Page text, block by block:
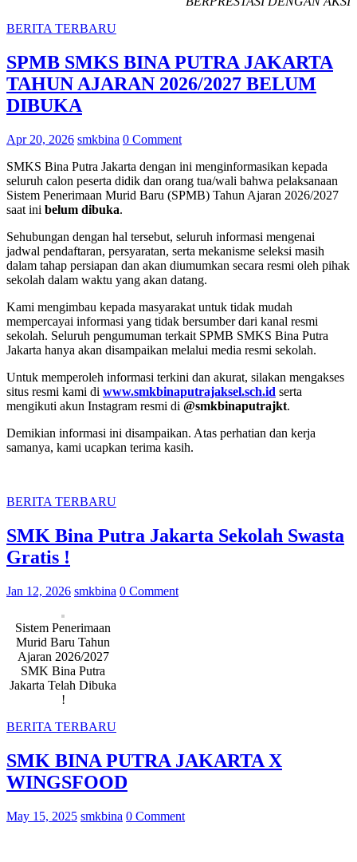
BERITA TERBARU
SPMB SMKS BINA PUTRA JAKARTA
TAHUN AJARAN 2026/2027 BELUM
DIBUKA
Apr 20, 2026 smkbina 0 Comment
SMKS Bina Putra Jakarta dengan ini menginformasikan kepada
seluruh calon peserta didik dan orang tua/wali bahwa pelaksanaan
Sistem Penerimaan Murid Baru (SPMB) Tahun Ajaran 2026/2027
saat ini belum dibuka.
Sehubungan dengan hal tersebut, seluruh informasi mengenai
jadwal pendaftaran, persyaratan, serta mekanisme seleksi masih
dalam tahap persiapan dan akan diumumkan secara resmi oleh pihak
sekolah dalam waktu yang akan datang.
Kami mengimbau kepada masyarakat untuk tidak mudah
mempercayai informasi yang tidak bersumber dari kanal resmi
sekolah. Seluruh pengumuman terkait SPMB SMKS Bina Putra
Jakarta hanya akan disampaikan melalui media resmi sekolah.
Untuk memperoleh informasi terkini dan akurat, silakan mengakses
situs resmi kami di www.smkbinaputrajaksel.sch.id serta
mengikuti akun Instagram resmi di @smkbinaputrajkt.
Demikian informasi ini disampaikan. Atas perhatian dan kerja
samanya, kami ucapkan terima kasih.
BERITA TERBARU
SMK Bina Putra Jakarta Sekolah Swasta
Gratis !
Jan 12, 2026 smkbina 0 Comment
Sistem Penerimaan
Murid Baru Tahun
Ajaran 2026/2027
SMK Bina Putra
Jakarta Telah Dibuka
!
BERITA TERBARU
SMK BINA PUTRA JAKARTA X
WINGSFOOD
May 15, 2025 smkbina 0 Comment